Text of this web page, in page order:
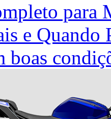
para
e
boas